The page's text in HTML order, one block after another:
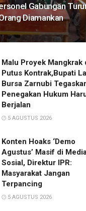
Gabungan
Diamankan
Malu Proyek Mangkrak
Putus Kontrak,Bupati
Bursa Zarnubi
Penegakan Hukum
Berjalan
5 AGUSTUS 2026
Konten Hoaks ‘Demo
Agustus’ Masif di
Sosial, Direktur IPR:
Masyarakat Jangan
Terpancing
5 AGUSTUS 2026